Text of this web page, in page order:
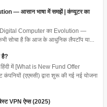
— आसान भाषा में समझें | कंप्यूटर का
Computer का Evolution —
सोचा है कि आज के आधुनिक लैपटॉप या...
है?
में [What is New Fund Offer
(एएमसी) द्वारा शुरू की गई नई योजना
VPN ऐप्स (2025)